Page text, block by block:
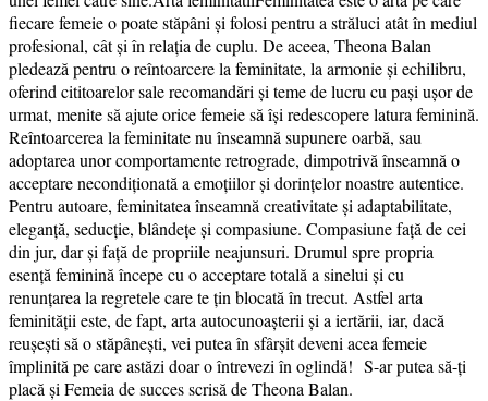
fiecare femeie o poate stăpâni și folosi pentru a străluci atât în mediul
profesional, cât și în relația de cuplu. De aceea, Theona Balan
pledează pentru o reîntoarcere la feminitate, la armonie și echilibru,
oferind cititoarelor sale recomandări și teme de lucru cu pași ușor de
urmat, menite să ajute orice femeie să își redescopere latura feminină.
Reîntoarcerea la feminitate nu înseamnă supunere oarbă, sau
adoptarea unor comportamente retrograde, dimpotrivă înseamnă o
acceptare necondiționată a emoțiilor și dorințelor noastre autentice.
Pentru autoare, feminitatea înseamnă creativitate și adaptabilitate,
eleganță, seducție, blândețe și compasiune. Compasiune față de cei
din jur, dar și față de propriile neajunsuri. Drumul spre propria
esență feminină începe cu o acceptare totală a sinelui și cu
renunțarea la regretele care te țin blocată în trecut. Astfel arta
feminității este, de fapt, arta autocunoașterii și a iertării, iar, dacă
reușești să o stăpânești, vei putea în sfârșit deveni acea femeie
împlinită pe care astăzi doar o întrevezi în oglindă! S-ar putea să-ți
placă și Femeia de succes scrisă de Theona Balan.